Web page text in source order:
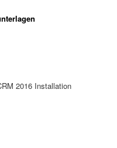
2016 Installation